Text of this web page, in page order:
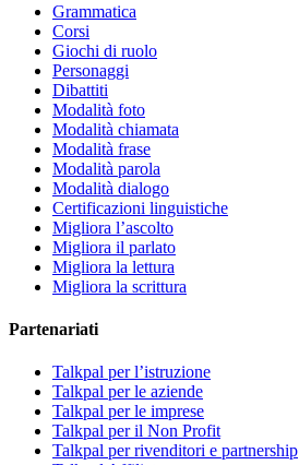
Grammatica
Corsi
Giochi di ruolo
Personaggi
Dibattiti
Modalità foto
Modalità chiamata
Modalità frase
Modalità parola
Modalità dialogo
Certificazioni linguistiche
Migliora l’ascolto
Migliora il parlato
Migliora la lettura
Migliora la scrittura
Partenariati
Talkpal per l’istruzione
Talkpal per le aziende
Talkpal per le imprese
Talkpal per il Non Profit
Talkpal per rivenditori e partnership